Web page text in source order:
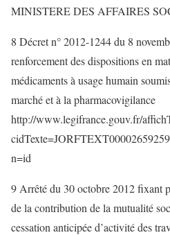
MINISTERE DES AFFAIRES
8 Décret n° 2012-1244 du 8
renforcement des dispositions en
médicaments à usage humain
marché et à la pharmacovigilance
http://www.legifrance.gouv.fr/
n=id
9 Arrêté du 30 octobre 2012 fixant
de la contribution de la mutualité
cessation anticipée d’activité des